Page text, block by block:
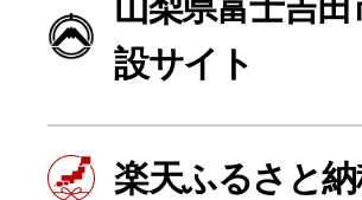
山梨県富士吉
設サイト
楽天ふるさと